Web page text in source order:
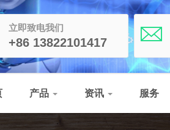
立即致电我们
+86 13822101417
产品 资讯 服务